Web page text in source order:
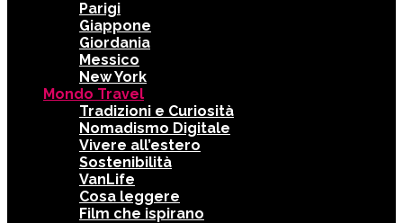
Parigi
Giappone
Giordania
Messico
New York
Mondo Travel
Tradizioni e Curiosità
Nomadismo Digitale
Vivere all’estero
Sostenibilità
VanLife
Cosa leggere
Film che ispirano